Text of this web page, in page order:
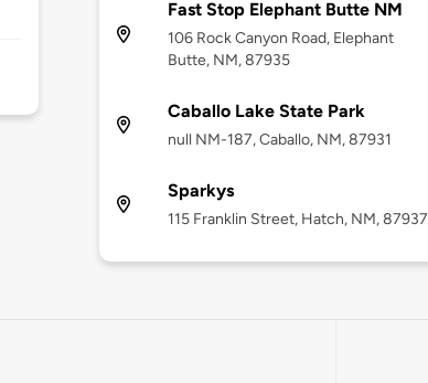
Fast Stop Elephant Butte NM
106 Rock Canyon Road, Elephant
Butte, NM, 87935
Caballo Lake State Park
null NM-187, Caballo, NM, 87931
Sparkys
115 Franklin Street, Hatch, NM, 87937